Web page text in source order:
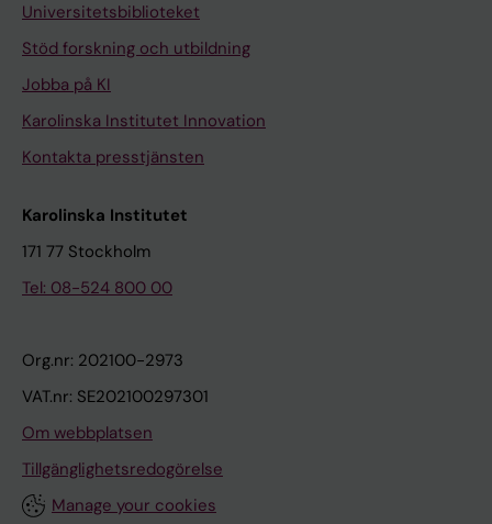
Universitetsbiblioteket
Stöd forskning och utbildning
Jobba på KI
Karolinska Institutet Innovation
Kontakta presstjänsten
Karolinska Institutet
171 77 Stockholm
Tel: 08-524 800 00
Org.nr: 202100-2973
VAT.nr: SE202100297301
Om webbplatsen
Tillgänglighetsredogörelse
Manage your cookies